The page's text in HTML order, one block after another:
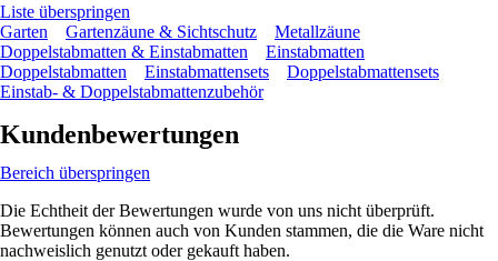
Liste überspringen
Garten
Gartenzäune & Sichtschutz
Metallzäune
Doppelstabmatten & Einstabmatten
Einstabmatten
Doppelstabmatten
Einstabmattensets
Doppelstabmattensets
Einstab- & Doppelstabmattenzubehör
Kundenbewertungen
Bereich überspringen
Die Echtheit der Bewertungen wurde von uns nicht überprüft.
Bewertungen können auch von Kunden stammen, die die Ware nicht
nachweislich genutzt oder gekauft haben.